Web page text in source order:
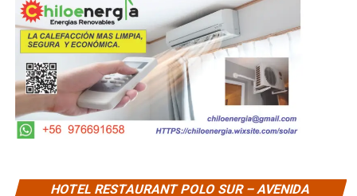
HOTEL RESTAURANT POLO SUR – AVENIDA